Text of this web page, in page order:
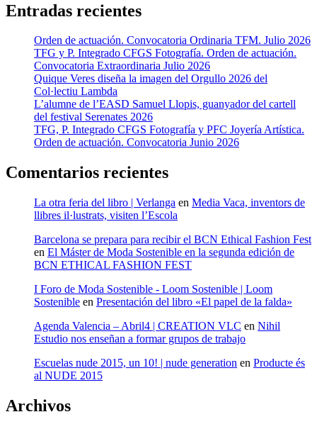
Entradas recientes
Orden de actuación. Convocatoria Ordinaria TFM. Julio 2026
TFG y P. Integrado CFGS Fotografía. Orden de actuación.
Convocatoria Extraordinaria Julio 2026
Quique Veres diseña la imagen del Orgullo 2026 del
Col·lectiu Lambda
L’alumne de l’EASD Samuel Llopis, guanyador del cartell
del festival Serenates 2026
TFG, P. Integrado CFGS Fotografía y PFC Joyería Artística.
Orden de actuación. Convocatoria Junio 2026
Comentarios recientes
La otra feria del libro | Verlanga en Media Vaca, inventors de
llibres il·lustrats, visiten l’Escola
Barcelona se prepara para recibir el BCN Ethical Fashion Fest
en El Máster de Moda Sostenible en la segunda edición de
BCN ETHICAL FASHION FEST
I Foro de Moda Sostenible - Loom Sostenible | Loom
Sostenible en Presentación del libro «El papel de la falda»
Agenda Valencia – Abril4 | CREATION VLC en Nihil
Estudio nos enseñan a formar grupos de trabajo
Escuelas nude 2015, un 10! | nude generation en Producte és
al NUDE 2015
Archivos